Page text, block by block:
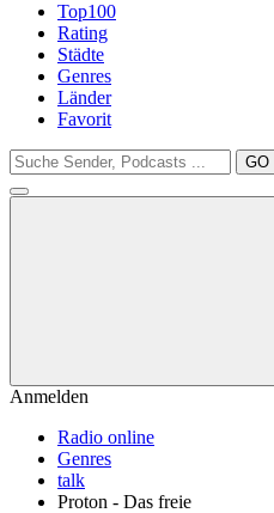
Top100
Rating
Städte
Genres
Länder
Favorit
GO
Anmelden
Radio online
Genres
talk
Proton - Das freie